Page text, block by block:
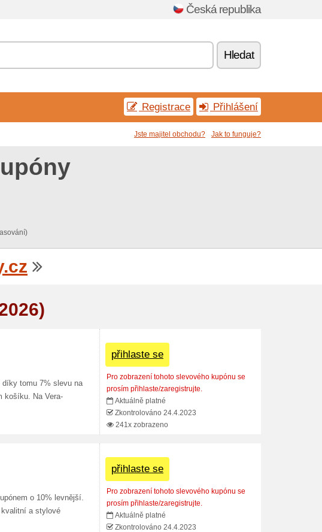
Česká republika
Hledat
Registrace Přihlášení
Jste majitel obchodu? Jak to funguje?
díky tomu 7% slevu na
košíku. Na Vera-
přihlaste se
Pro zobrazení tohoto slevového kupónu se
prosím přihlaste/zaregistrujte.
Aktuálně platné
Zkontrolováno 24.4.2023
241x zobrazeno
o 10% levnější.
a stylové
přihlaste se
Pro zobrazení tohoto slevového kupónu se
prosím přihlaste/zaregistrujte.
Aktuálně platné
Zkontrolováno 24.4.2023